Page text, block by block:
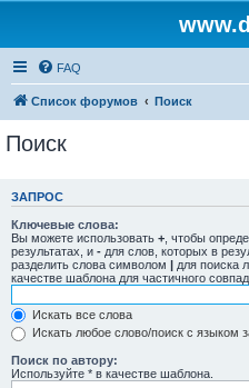
FAQ
Список форумов Поиск
Поиск
ЗАПРОС
Ключевые слова:
Вы можете использовать + , чтобы
результатах, и - для слов, которых в
разделить слова символом | для поиска
качестве шаблона для частичного
Искать все слова
Искать любое слово/поиск с языком
Поиск по автору:
Используйте * в качестве шаблона.